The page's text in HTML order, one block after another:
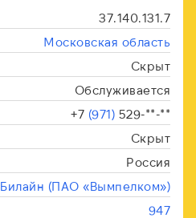
37.140.131.7
Московская область
Скрыт
Обслуживается
+7 (971) 529-**-**
Скрыт
Россия
Билайн (ПАО «Вымпелком»)
947